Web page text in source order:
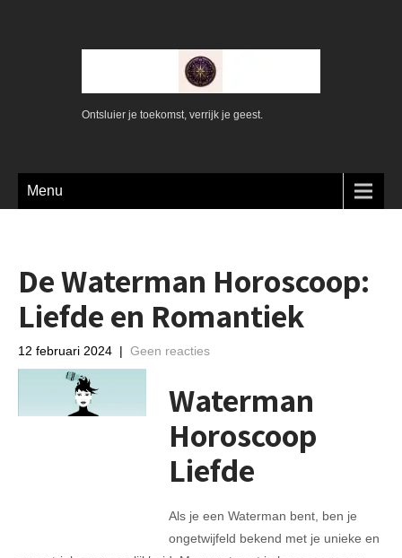
Ontsluier je toekomst, verrijk je geest.
Menu
De Waterman Horoscoop:
Liefde en Romantiek
12 februari 2024 | Geen reacties
Waterman
Horoscoop
Liefde
Als je een Waterman bent, ben je
ongetwijfeld bekend met je unieke en